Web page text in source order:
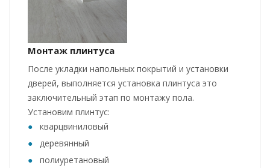
Монтаж плинтуса
После укладки напольных покрытий и установки
дверей, выполняется установка плинтуса это
заключительный этап по монтажу пола.
Установим плинтус:
кварцвиниловый
деревянный
полиуретановый